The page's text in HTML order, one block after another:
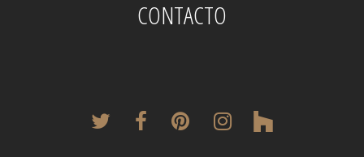
CONTACTO
twitter facebookpinterestinstagramhouzz